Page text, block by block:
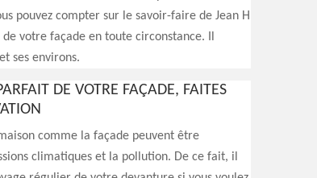
pouvez compter sur le savoir-faire de Jean H
votre façade en toute circonstance. Il
ses environs.
DE VOTRE FAÇADE, FAITES
comme la façade peuvent être
climatiques et la pollution. De ce fait, il